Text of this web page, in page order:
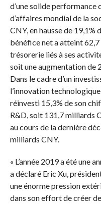
d’une solide performance
d’affaires mondial de la
CNY, en hausse de 19,1%
bénéfice net a atteint
trésorerie liés à ses
soit une augmentation de
Dans le cadre d’un
l’innovation
réinvesti 15,3% de son
R&D, soit 131,7 milliards
au cours de la dernière
milliards CNY.
« L’année 2019 a été une
a déclaré Eric Xu,
une énorme pression
dans son effort de créer